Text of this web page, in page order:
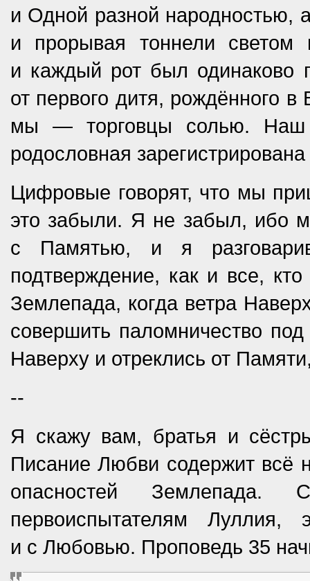
и Одной разной народностью,
и прорывая тоннели
и каждый рот был одинаково
от первого дитя, рождённого
мы — торговцы солью. Наш
родословная
Цифровые говорят, что мы
это забыли. Я не забыл, ибо
с Памятью, и я
подтверждение, как и все,
Землепада, когда ветра
совершить паломничество
Наверху и отреклись от
--
Я скажу вам, братья и
Писание Любви содержит всё
опасностей Землепада.
первоиспытателям Луллия,
и с Любовью. Проповедь 35